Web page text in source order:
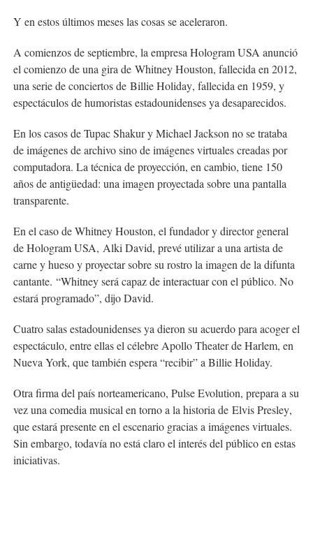
Y en estos últimos meses las cosas se aceleraron.
A comienzos de septiembre, la empresa Hologram USA anunció
el comienzo de una gira deWhitney Houston, fallecida en 2012,
una serie de conciertos deBillie Holiday, fallecida en 1959, y
espectáculos de humoristas estadounidenses ya desaparecidos.
En los casos de Tupac Shakur y Michael Jackson no se trataba
de imágenes de archivo sino de imágenes virtuales creadas por
computadora. La técnica de proyección, en cambio, tiene 150
años de antigüedad: una imagen proyectada sobre una pantalla
transparente.
En el caso de Whitney Houston, el fundador y director general
de Hologram USA, Alki David, prevé utilizar a una artista de
carne y hueso y proyectar sobre su rostro la imagen de la difunta
cantante. “Whitney será capaz de interactuar con el público. No
estará programado”, dijo David.
Cuatro salas estadounidenses ya dieron su acuerdo para acoger el
espectáculo, entre ellas el célebre Apollo Theater de Harlem, en
Nueva York, que también espera “recibir” a Billie Holiday.
Otra firma del país norteamericano, Pulse Evolution, prepara a su
vez una comedia musical en torno a la historia deElvis Presley,
que estará presente en el escenario gracias a imágenes virtuales.
Sin embargo, todavía no está claro el interés del público en estas
iniciativas.